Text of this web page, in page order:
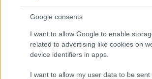
Google consents
I want to allow Google to enable
related to advertising like cookies on
device identifiers in apps.
I want to allow my user data to be sent